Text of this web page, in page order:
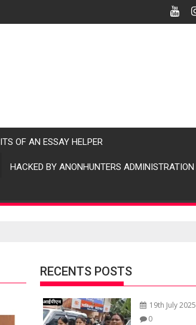
"हर खबर पर पैनी नजर" (IPN)इंडिया पब्लिक न्यूज।
OF AN ESSAY HELPER
HACKED BY ANONHUNTERS ADMINISTRATION
RECENTS POSTS
19th July 2025
0